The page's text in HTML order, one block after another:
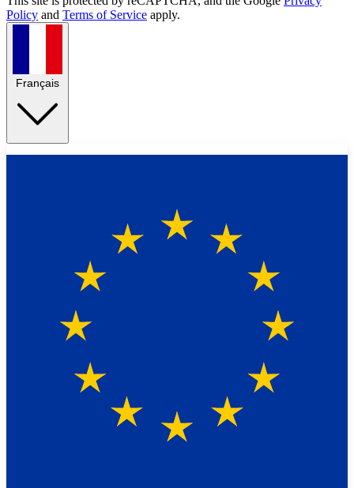
Policy and Terms of Service apply.
Français